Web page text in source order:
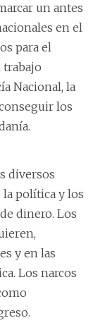
un antes
en el
para el
trabajo
Nacional, la
los
diversos
la política y los
dinero. Los
y en las
Los narcos